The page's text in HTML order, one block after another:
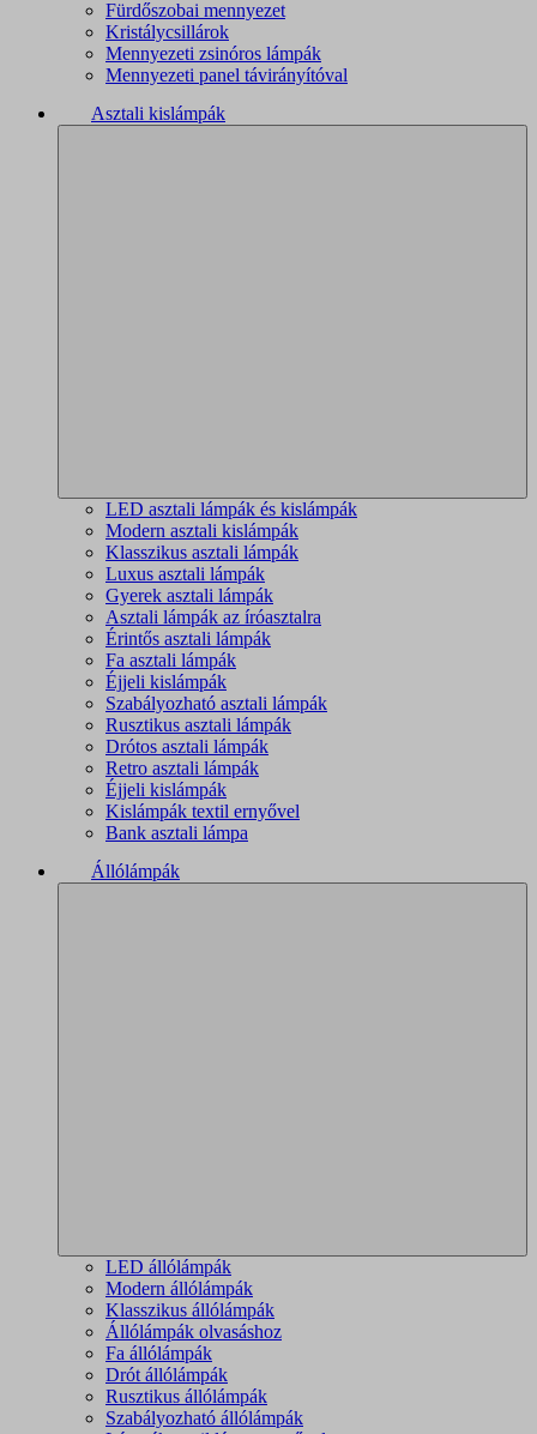
Fürdőszobai mennyezet
Kristálycsillárok
Mennyezeti zsinóros lámpák
Mennyezeti panel távirányítóval
Asztali kislámpák
LED asztali lámpák és kislámpák
Modern asztali kislámpák
Klasszikus asztali lámpák
Luxus asztali lámpák
Gyerek asztali lámpák
Asztali lámpák az íróasztalra
Érintős asztali lámpák
Fa asztali lámpák
Éjjeli kislámpák
Szabályozható asztali lámpák
Rusztikus asztali lámpák
Drótos asztali lámpák
Retro asztali lámpák
Éjjeli kislámpák
Kislámpák textil ernyővel
Bank asztali lámpa
Állólámpák
LED állólámpák
Modern állólámpák
Klasszikus állólámpák
Állólámpák olvasáshoz
Fa állólámpák
Drót állólámpák
Rusztikus állólámpák
Szabályozható állólámpák